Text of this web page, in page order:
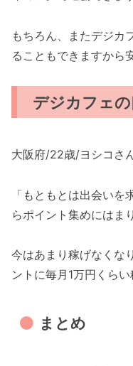
もちろん、またデジカ
ることもできますから
デジカフェの
大阪府/22歳/ヨシコさ
「もともとは出会い
らポイント集めにはま
今はあまり稼げなくな
ントに毎月1万円くらい
まとめ